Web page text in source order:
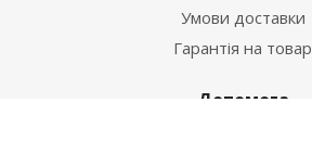
Умови доставки
Гарантія на товар
Допомога